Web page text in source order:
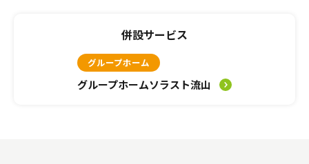
よくあるご質問
併設サービス
グループホーム
グループホームソラスト流山